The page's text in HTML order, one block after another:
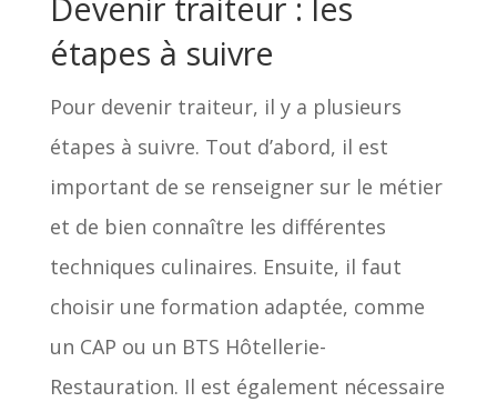
Devenir traiteur : les
étapes à suivre
Pour devenir traiteur, il y a plusieurs
étapes à suivre. Tout d’abord, il est
important de se renseigner sur le métier
et de bien connaître les différentes
techniques culinaires. Ensuite, il faut
choisir une formation adaptée, comme
un CAP ou un BTS Hôtellerie-
Restauration. Il est également nécessaire